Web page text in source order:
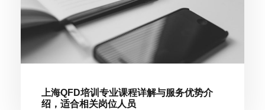
上海QFD培训专业课程详解与服务优势介
绍，适合相关岗位人员